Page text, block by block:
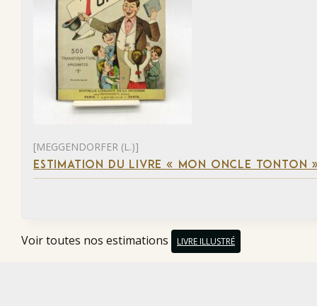
[MEGGENDORFER (L.)]
ESTIMATION DU LIVRE « MON ONCLE TONTON
Voir toutes nos estimations LIVRE ILLUSTRÉ